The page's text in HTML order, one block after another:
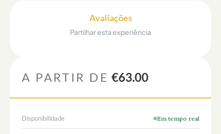
Avaliações
Partilhar esta experiência
A PARTIR DE €63.00
Disponibilidade Em tempo real